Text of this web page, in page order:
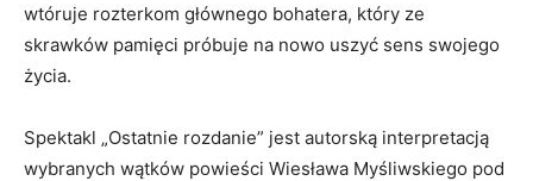
wtóruje rozterkom głównego bohatera, który ze
skrawków pamięci próbuje na nowo uszyć sens swojego
życia.
Spektakl „Ostatnie rozdanie” jest autorską interpretacją
wybranych wątków powieści Wiesława Myśliwskiego pod